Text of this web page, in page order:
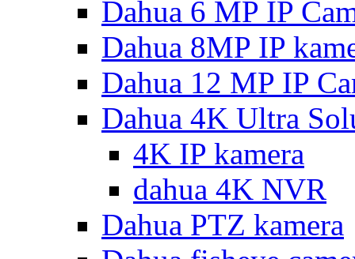
Dahua 6 MP IP
Dahua 8MP IP
Dahua 12 MP IP
Dahua 4K Ultra
4K IP kamera
dahua 4K NVR
Dahua PTZ kamera